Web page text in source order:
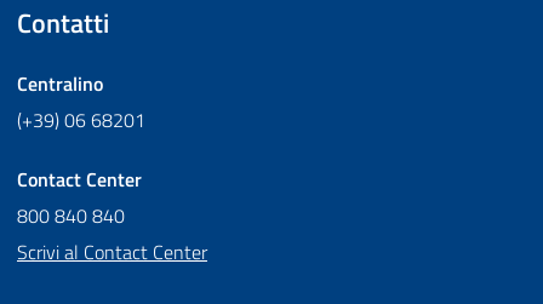
Contatti
Centralino
(+39) 06 68201
Contact Center
800 840 840
Scrivi al Contact Center